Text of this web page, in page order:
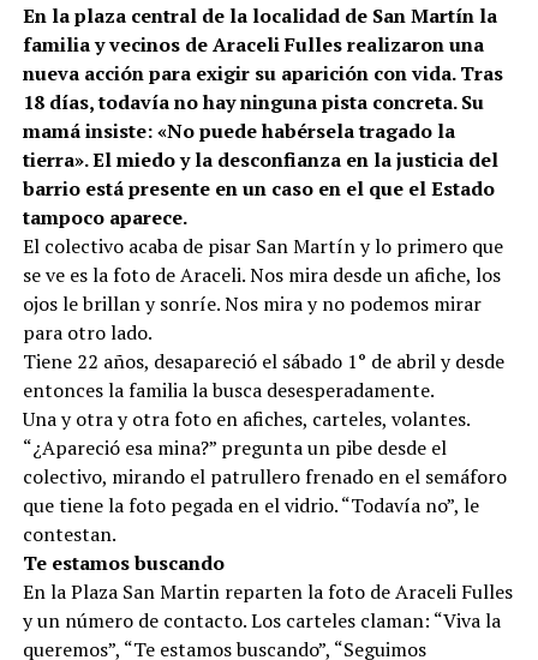
En la plaza central de la localidad de San Martín la
familia y vecinos de Araceli Fulles realizaron una
nueva acción para exigir su aparición con vida. Tras
18 días, todavía no hay ninguna pista concreta. Su
mamá insiste: «No puede habérsela tragado la
tierra». El miedo y la desconfianza en la justicia del
barrio está presente en un caso en el que el Estado
tampoco aparece.
El colectivo acaba de pisar San Martín y lo primero que
se ve es la foto de Araceli. Nos mira desde un afiche, los
ojos le brillan y sonríe. Nos mira y no podemos mirar
para otro lado.
Tiene 22 años, desapareció el sábado 1° de abril y desde
entonces la familia la busca desesperadamente.
Una y otra y otra foto en afiches, carteles, volantes.
“¿Apareció esa mina?” pregunta un pibe desde el
colectivo, mirando el patrullero frenado en el semáforo
que tiene la foto pegada en el vidrio. “Todavía no”, le
contestan.
Te estamos buscando
En la Plaza San Martin reparten la foto de Araceli Fulles
y un número de contacto. Los carteles claman: “Viva la
queremos”, “Te estamos buscando”, “Seguimos